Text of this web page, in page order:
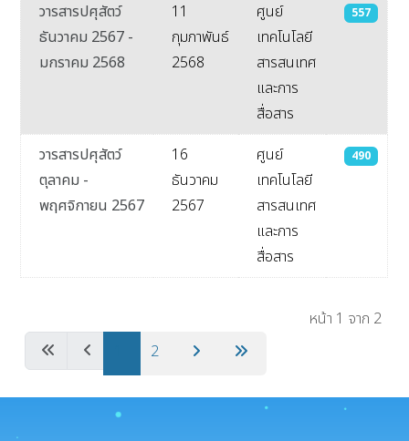
วารสารปศุสัตว์
ธันวาคม 2567 -
มกราคม 2568
11
กุมภาพันธ์
2568
ศูนย์
เทคโนโลยี
สารสนเทศ
และการ
สื่อสาร
557
วารสารปศุสัตว์
ตุลาคม -
พฤศจิกายน 2567
16
ธันวาคม
2567
ศูนย์
เทคโนโลยี
สารสนเทศ
และการ
สื่อสาร
490
หน้า 1 จาก 2
2